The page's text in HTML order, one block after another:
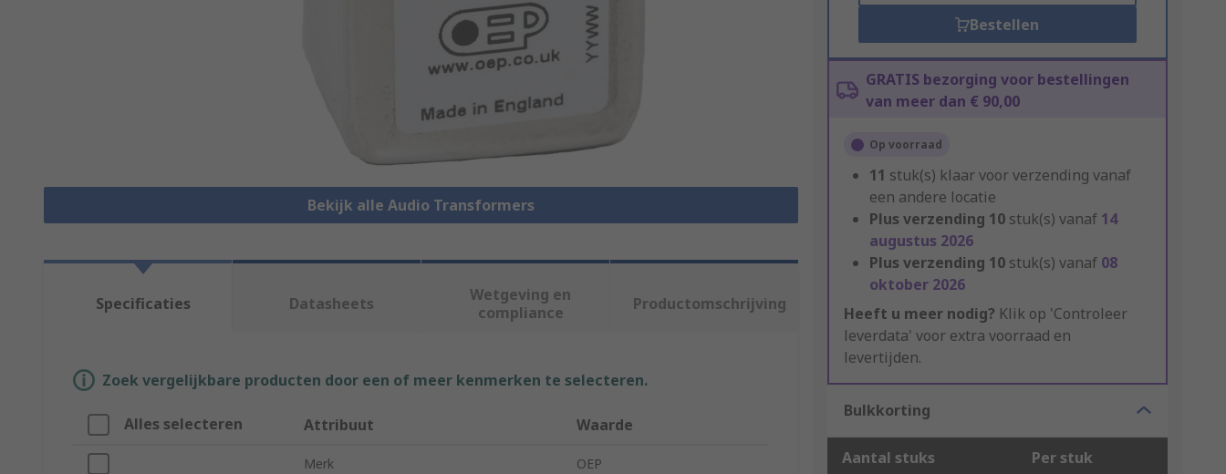
Bekijk alle Audio Transformers
Bestellen
GRATIS bezorging voor bestellingen
van meer dan € 90,00
Op voorraad
11 stuk(s) klaar voor verzending vanaf
een andere locatie
Plus verzending 10 stuk(s) vanaf 14
augustus 2026
Plus verzending 10 stuk(s) vanaf 08
oktober 2026
Heeft u meer nodig? Klik op 'Controleer
leverdata' voor extra voorraad en
levertijden.
Bulkkorting
Aantal stuks Per stuk
Specificaties Datasheets
Wetgeving en
compliance
Productomschrijving
Zoek vergelijkbare producten door een of meer kenmerken te selecteren.
Alles selecteren Attribuut Waarde
Merk OEP